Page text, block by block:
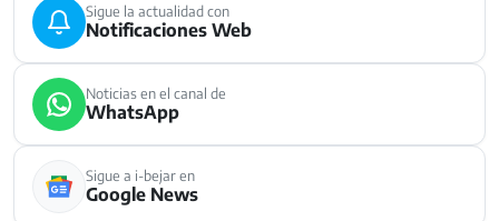
Sigue la actualidad con
Notificaciones Web
Noticias en el canal de
WhatsApp
Sigue a i-bejar en
Google News